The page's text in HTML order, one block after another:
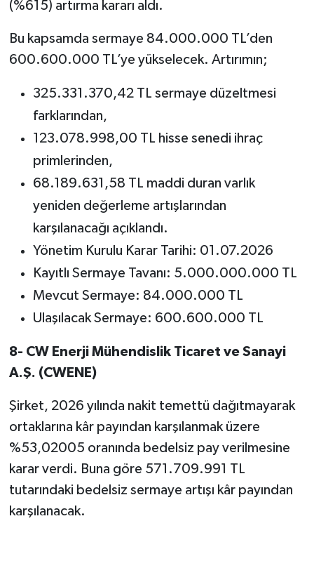
(%615) artırma kararı aldı.
Bu kapsamda sermaye 84.000.000 TL’den
600.600.000 TL’ye yükselecek. Artırımın;
325.331.370,42 TL sermaye düzeltmesi
farklarından,
123.078.998,00 TL hisse senedi ihraç
primlerinden,
68.189.631,58 TL maddi duran varlık
yeniden değerleme artışlarından
karşılanacağı açıklandı.
Yönetim Kurulu Karar Tarihi: 01.07.2026
Kayıtlı Sermaye Tavanı: 5.000.000.000 TL
Mevcut Sermaye: 84.000.000 TL
Ulaşılacak Sermaye: 600.600.000 TL
8- CW Enerji Mühendislik Ticaret ve Sanayi
A.Ş. (CWENE)
Şirket, 2026 yılında nakit temettü dağıtmayarak
ortaklarına kâr payından karşılanmak üzere
%53,02005 oranında bedelsiz pay verilmesine
karar verdi. Buna göre 571.709.991 TL
tutarındaki bedelsiz sermaye artışı kâr payından
karşılanacak.